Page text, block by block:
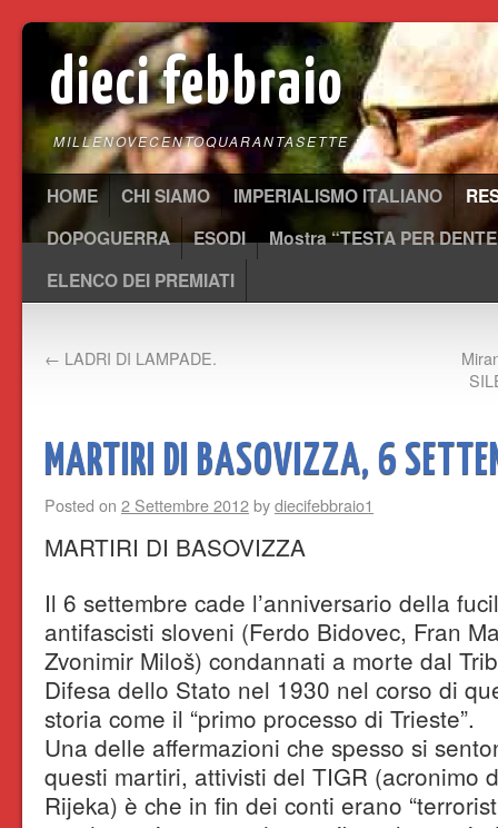
dieci febbraio
MILLENOVECENTOQUARANTASETTE
HOME CHI SIAMO IMPERIALISMO ITALIANO
DOPOGUERRA
ESODI
Mostra “TESTA PER
ELENCO DEI PREMIATI
← LADRI DI LAMPADE.
MARTIRI DI BASOVIZZA, 6
Posted on 2 Settembre 2012bydiecifebbraio1
MARTIRI DI BASOVIZZA
Il 6 settembre cade l’anniversario della
antifascisti sloveni (Ferdo Bidovec, Fran
Zvonimir Miloš) condannati a morte dal
Difesa dello Stato nel 1930 nel corso di
storia come il “primo processo di Trieste”.
Una delle affermazioni che spesso si
questi martiri, attivisti del TIGR (acronimo
Rijeka) è che in fin dei conti erano